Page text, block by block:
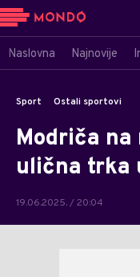
Naslovna Najnovije
Sport Ostali sportovi
Modriča na
ulična trka
19.06.2025. / 20:04